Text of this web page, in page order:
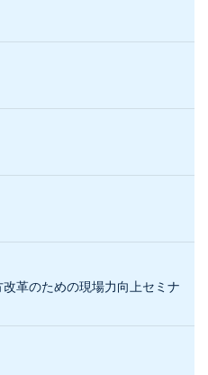
改革のための現場力向上セミナ